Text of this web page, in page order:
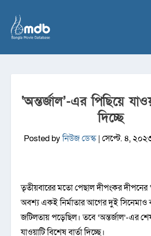
‘অন্তর্জাল’-এর পিছিয়ে
দিচ্ছে
Posted byনিউজ ডেস্ক| সেপ্টে. ৪,
তৃতীয়বারের মতো পেছাল দীপংকর দীপনের
অবশ্য একই নির্মাতার আগের দুই সিনেমাও
জটিলতায় পড়েছিল। তবে ‘অন্তর্জাল’-এর
যাওয়াটি বিশেষ বার্তা দিচ্ছে।